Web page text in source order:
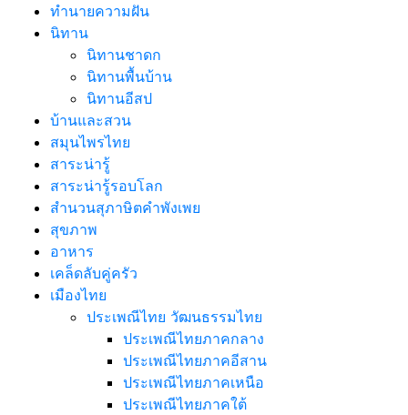
ทํานายความฝัน
นิทาน
นิทานชาดก
นิทานพื้นบ้าน
นิทานอีสป
บ้านและสวน
สมุนไพรไทย
สาระน่ารู้
สาระน่ารู้รอบโลก
สำนวนสุภาษิตคำพังเพย
สุขภาพ
อาหาร
เคล็ดลับคู่ครัว
เมืองไทย
ประเพณีไทย วัฒนธรรมไทย
ประเพณีไทยภาคกลาง
ประเพณีไทยภาคอีสาน
ประเพณีไทยภาคเหนือ
ประเพณีไทยภาคใต้